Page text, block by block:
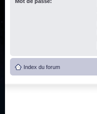
Index du forum